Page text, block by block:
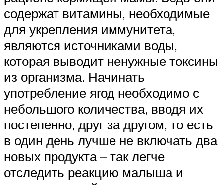
содержат витамины, необходимые
для укрепления иммунитета,
являются источниками воды,
которая выводит ненужные токсины
из организма. Начинать
употребление ягод необходимо с
небольшого количества, вводя их
постепенно, друг за другом, то есть
в один день лучше не включать два
новых продукта – так легче
отследить реакцию малыша и